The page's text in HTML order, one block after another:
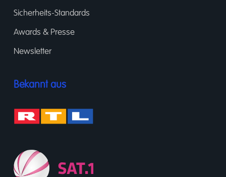
Sicherheits-Standards
Awards & Presse
Newsletter
Bekannt aus